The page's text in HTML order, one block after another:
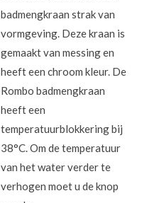
badmengkraan strak van
vormgeving. Deze kraan is
gemaakt van messing en
heeft een chroom kleur. De
Rombo badmengkraan
heeft een
temperatuurblokkering bij
38°C. Om de temperatuur
van het water verder te
verhogen moet u de knop